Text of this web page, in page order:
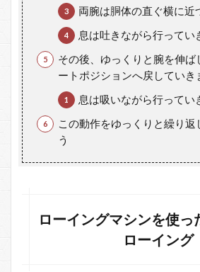
両腕は胴体の直ぐ横に近
息は吐きながら行ってい
その後、ゆっくりと腕を伸ば
ートポジションへ戻していき
息は吸いながら行ってい
この動作をゆっくりと繰り返
う
ローイングマシンを使っ
ローイング